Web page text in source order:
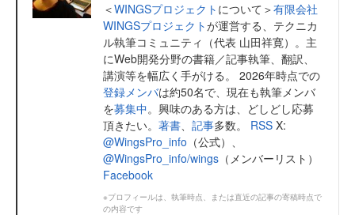
＜WINGSプロジェクト について＞有限会社
WINGSプロジェクトが運営する、テクニカ
ル執筆コミュニティ（代表 山田祥寛）。主
にWeb開発分野の書籍／記事執筆、翻訳、
講演等を幅広く手がける。 2026年時点での
登録メンバは約50名で、現在も執筆メンバ
を募集中。興味のある方は、どしどし応募
頂きたい。 著書、 記事多数。 RSS X:
@WingsPro_info （公式）、
@WingsPro_info/wings （メンバーリスト）
Facebook
※プロフィールは、執筆時点、または直近の記事の寄稿時点で
の内容です